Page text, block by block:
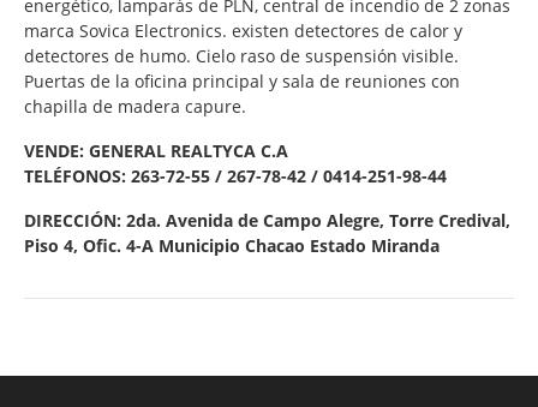
energético, lamparás de PLN, central de incendio de 2 zonas
marca Sovica Electronics. existen detectores de calor y
detectores de humo. Cielo raso de suspensión visible.
Puertas de la oficina principal y sala de reuniones con
chapilla de madera capure.
VENDE: GENERAL REALTYCA C.A
TELÉFONOS: 263-72-55 / 267-78-42 / 0414-251-98-44
DIRECCIÓN: 2da. Avenida de Campo Alegre, Torre Credival,
Piso 4, Ofic. 4-A Municipio Chacao Estado Miranda